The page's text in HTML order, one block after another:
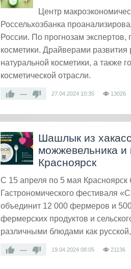
Центр
Россельхозбанка
России. По прогнозам экспертов,
косметики. Драйверами развития
натуральной косметики, а также
косметической отрасли.
— 27.04.2024 10:35 13026
Шашлык из
можжевельника и
Красноярск
С 15 апреля по 5 мая Красноярск
Гастрономического фестиваля
объединит 12 000 фермеров и
фермерских продуктов и
различными блюдами как
— 19.04.2024 08:05 21136